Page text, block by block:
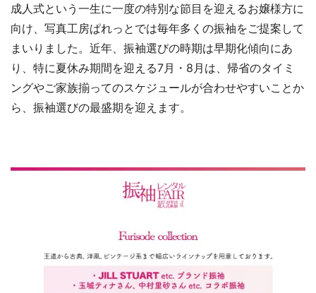
成人式という一生に一度の特別な節目を迎えるお嬢様方に
向け、写真工房ぱれっとでは毎年多くの振袖をご提案して
まいりました。近年、振袖選びの時期は早期化傾向にあ
り、特に夏休み期間を迎える7月・8月は、帰省のタイミ
ングやご家族揃ってのスケジュールが合わせやすいことか
ら、振袖選びの最盛期を迎えます。